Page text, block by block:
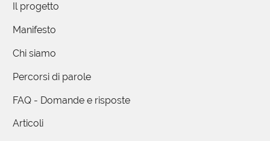
Il progetto
Manifesto
Chi siamo
Percorsi di parole
FAQ - Domande e risposte
Articoli